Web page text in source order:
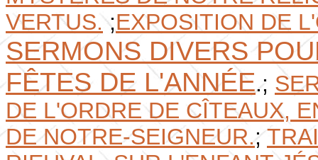
VERTUS.;EXPOSITION DE
SERMONS DIVERS
FÊTES DE L'ANNÉE.;
DE L'ORDRE DE CÎTEAUX,
DE NOTRE-SEIGNEUR.;